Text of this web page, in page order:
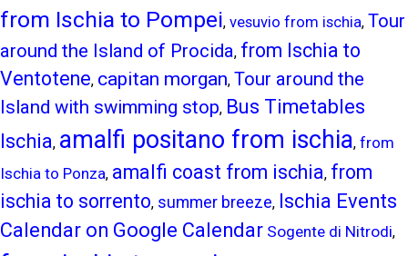
from Ischia to Pompei, vesuvio from ischia, Tour
around the Island of Procida, from Ischia to
Ventotene, capitan morgan, Tour around the
Island with swimming stop, Bus Timetables
Ischia, amalfi positano from ischia, from
Ischia to Ponza, amalfi coast from ischia, from
ischia to sorrento, summer breeze, Ischia Events
Calendar on Google Calendar Sogente di Nitrodi,